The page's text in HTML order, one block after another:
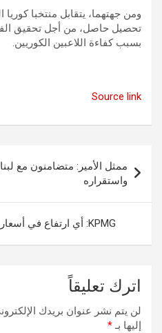
ومن جهتهما، يتقابل منتخبا كوريا
تحصيل حاصل، من أجل تحقيق
بسبب كفاءة اللاعبين الكوريين.
Source link
المقالات
ممثل الأمير: متضامنون مع
واستقراره
KPMG: أي ارتفاع في أسعار النفط سيكون قصير الأجل
اترك تعليقاً
لن يتم نشر عنوان بريدك
إليها بـ*